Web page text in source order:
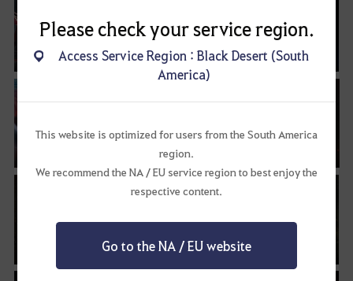
Please check your service region.
Access Service Region : Black Desert (South
America)
This website is optimized for users from the South America
region.
We recommend the NA / EU service region to best enjoy the
respective content.
Go to the NA / EU website